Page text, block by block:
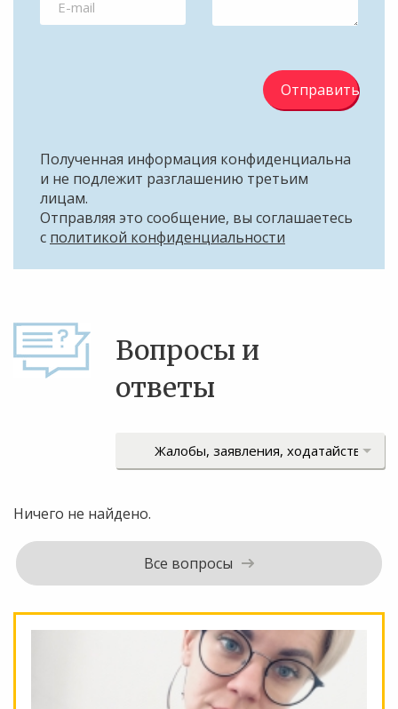
Отправить
Полученная информация конфиденциальна
и не подлежит разглашению третьим
лицам.
Отправляя это сообщение, вы соглашаетесь
с политикой конфиденциальности
Вопросы и
ответы
Ничего не найдено.
Все вопросы